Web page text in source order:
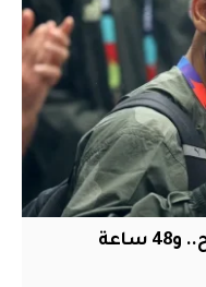
كبار تركيا يرفضون محمد صلاح.. و48 ساعة